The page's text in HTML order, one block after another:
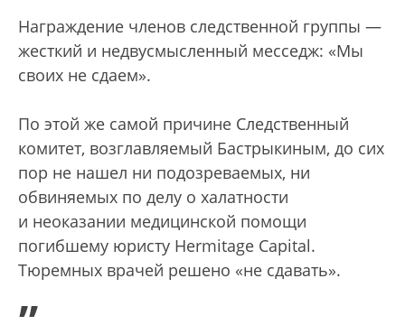
Награждение членов следственной группы —
жесткий и недвусмысленный месседж: «Мы
своих не сдаем».
По этой же самой причине Следственный
комитет, возглавляемый Бастрыкиным, до сих
пор не нашел ни подозреваемых, ни
обвиняемых по делу о халатности
и неоказании медицинской помощи
погибшему юристу Hermitage Capital.
Тюремных врачей решено «не сдавать».
„